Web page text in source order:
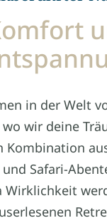
Jana,
Jingyue
Wir freuen
Mal!
in der Welt
wo wir deine
Kombination
Safari-
Wirklichkeit